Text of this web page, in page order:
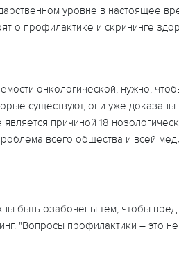
уровне в настоящее
о профилактике и скрининге
онкологической, нужно,
существуют, они уже
причиной 18
всего общества и всей
быть озабочены тем, чтобы
"Вопросы профилактики – это